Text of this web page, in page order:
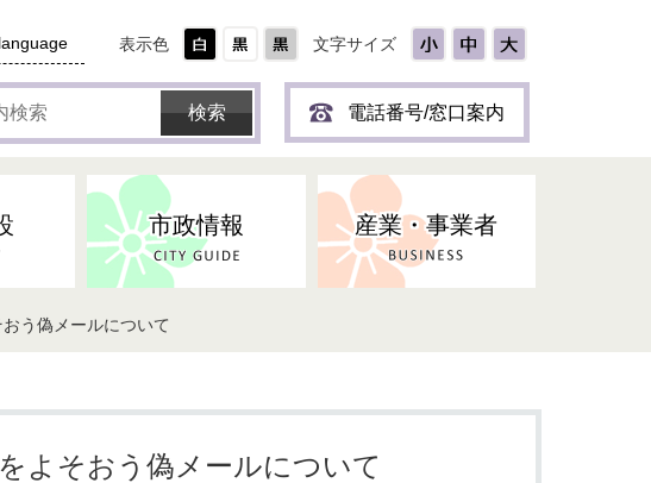
表示色 文字サイズ
電話番号/窓口案内
サイクル
・下水道 道路・交通・公園・都市計画
各種手当／ひとり
者福祉
活保護 戦傷・戦没者
・教育
市政情報
者会見
平和事業 選挙
産業・事業者
み・廃棄物
開発等 商工業
う偽メールについて
よそおう偽メールについて